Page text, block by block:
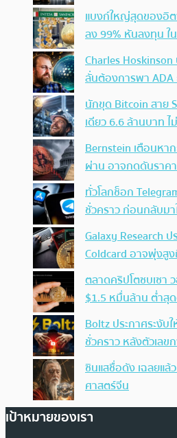
แบงก์ใหญ่สุดของอิต
ลง 99% หันลงทุน ใ
Charles
ลั่นต้องการพา
นักขุด Bitcoin สาย
เดียว 6.6 ล้านบาท
Bernstein เตือนหา
ผ่าน อาจกดดันราค
ทั่วโลกช็อก
ชั่วคราว ก่อนกลับม
Galaxy Research
Coldcard อาจพุ่งสู
ตลาดคริปโตซบเซา
$1.5 หมื่นล้าน ต่ำสุ
Boltz ประกาศระงับ
ชั่วคราว หลังตัวเลข
ซินแสชื่อดัง เฉลยแล้ว
ศาสตร์จีน
เป้าหมายของเรา